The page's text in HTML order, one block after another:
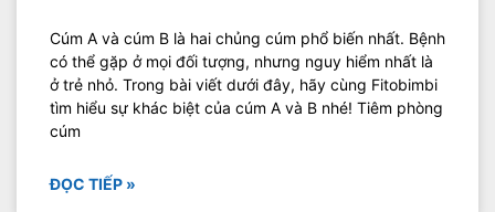
Cúm A và cúm B là hai chủng cúm phổ biến nhất. Bệnh
có thể gặp ở mọi đối tượng, nhưng nguy hiểm nhất là
ở trẻ nhỏ. Trong bài viết dưới đây, hãy cùng Fitobimbi
tìm hiểu sự khác biệt của cúm A và B nhé! Tiêm phòng
cúm
ĐỌC TIẾP »